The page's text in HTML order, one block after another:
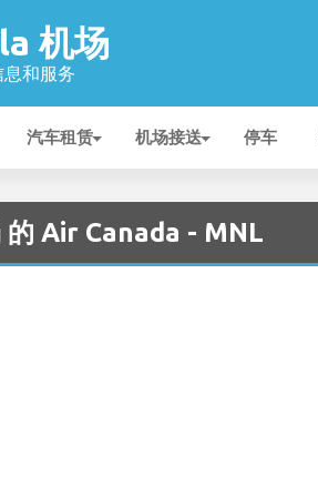
机场
和服务
汽车租赁 机场接送 停车
Air Canada - MNL